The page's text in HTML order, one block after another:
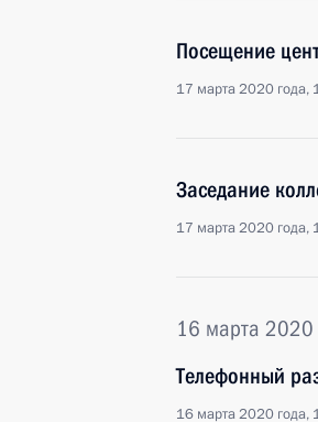
Посещение
17 марта 2020 года,
Заседание
17 марта 2020 года,
16 марта 2020
Телефонный
16 марта 2020 года,